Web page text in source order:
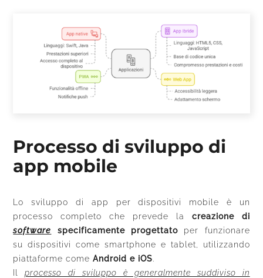
Processo di sviluppo di
app mobile
Lo sviluppo di app per dispositivi mobile è un
processo completo che prevede la creazione di
software specificamente progettato per funzionare
su dispositivi come smartphone e tablet, utilizzando
piattaforme comeAndroid e iOS
Ilprocesso di sviluppo è generalmente suddiviso in